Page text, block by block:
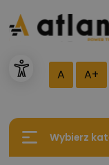
A A+
Wybierz